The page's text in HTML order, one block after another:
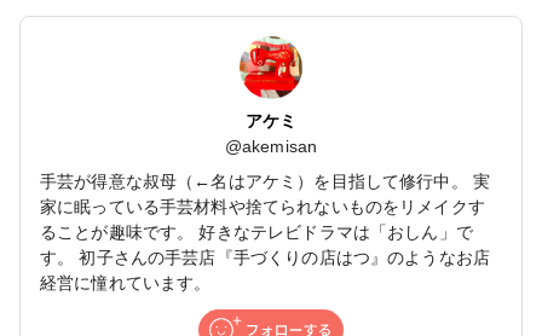
アケミ
@akemisan
手芸が得意な叔母（←名はアケミ）を目指して修行中。 実
家に眠っている手芸材料や捨てられないものをリメイクす
ることが趣味です。 好きなテレビドラマは「おしん」で
す。 初子さんの手芸店『手づくりの店はつ』のようなお店
経営に憧れています。